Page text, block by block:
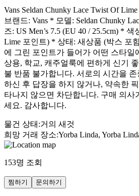
Vans Seldan Chunky Lace Twist Of
브랜드: Vans * 모델: Seldan Chunky
즈: US Men’s 7.5 (EU 40 / 25.5cm) *
Lime 포인트) * 상태: 새상품 (박스 포
에 그린 포인트가 들어가 어떤 스타일
상용, 학교, 캐주얼룩에 편하게 신기
불 반품 불가합니다. 서로의 시간을
하신 후 답장을 하지 않거나, 약속한
타나지 않으면 차단합니다. 구매 의사
세요. 감사합니다.
물건 상태 :거의 새것
희망 거래 장소:Yorba Linda, Yorba
153명 조회
찜하기 문의하기